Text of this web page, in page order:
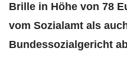
Brille in Höhe von 78
vom Sozialamt als
Bundessozialgericht